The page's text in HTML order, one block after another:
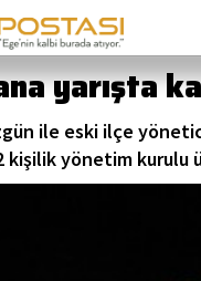
yarışta
ile eski ilçe
kişilik yönetim